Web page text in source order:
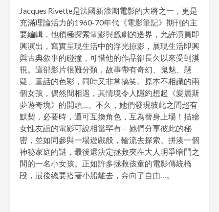
Jacques Rivette是法國新浪潮電影的大將之一，更是
充滿理論活力的1960-70年代《電影筆記》期刊的主
要編輯，他積極探索電影與戲劇的邊界，允許演員即
興演出，寫實呈現生活中的浮光掠影，展現生活即興
與古典敘事的碰撞，可惜他的作品卻長久以來受到漠
視。這部影片很難分類，故事帶有奇幻、鬼魅、懸
疑、童話的色彩，同時又非常搞笑。原本不相識的兩
個女孩，偶然間相遇，其情境令人隱約想起《愛麗斯
夢遊奇境》的開頭…。不久，她們發現彼此之間超有
默契，必要時，還可互換角色，互為替身上場！描繪
女性友誼的電影可說相當罕有— 她們分享彼此的秘
密，並如同參與一場遊戲般，輪流去探索、拼湊一個
神秘家庭的謎，最後還決定拯救夾在大人明爭暗鬥之
間的一名小女孩。正如許多拯救孩童的電影傳統橋
段，最後總要搭著小船離去，奔向了自由…。